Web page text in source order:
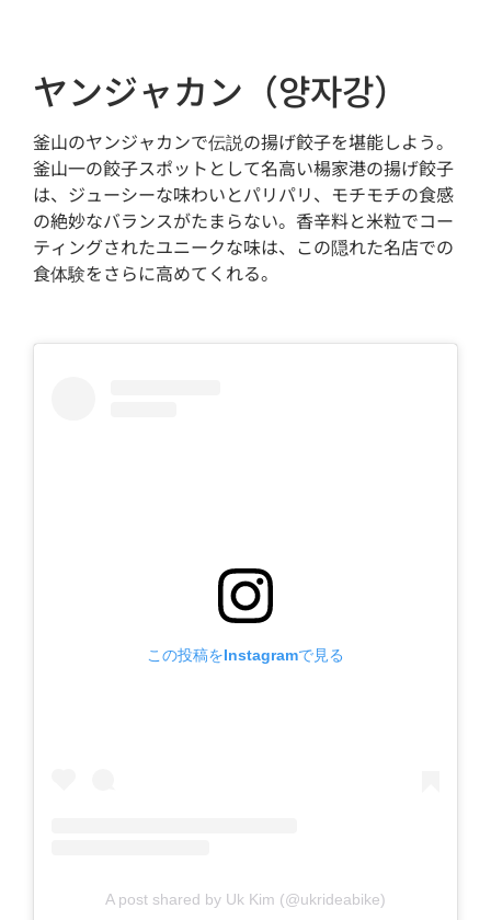
ヤンジャカン（양자강）
釜山のヤンジャカンで伝説の揚げ餃子を堪能しよう。
釜山一の餃子スポットとして名高い楊家港の揚げ餃子
は、ジューシーな味わいとパリパリ、モチモチの食感
の絶妙なバランスがたまらない。香辛料と米粒でコー
ティングされたユニークな味は、この隠れた名店での
食体験をさらに高めてくれる。
この投稿をInstagramで見る
A post shared by Uk Kim (@ukrideabike)